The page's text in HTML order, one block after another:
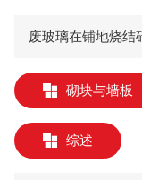
废玻璃在铺地烧结
砌块与墙板
综述